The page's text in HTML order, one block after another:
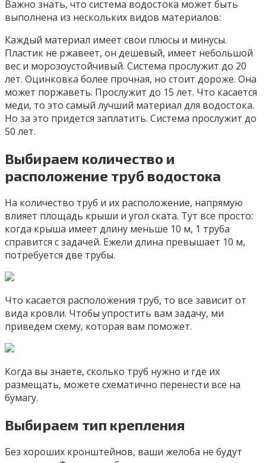
Важно знать, что система водостока может быть
выполнена из нескольких видов материалов:
Каждый материал имеет свои плюсы и минусы.
Пластик не ржавеет, он дешевый, имеет небольшой
вес и морозоустойчивый. Система прослужит до 20
лет. Оцинковка более прочная, но стоит дороже. Она
может поржаветь. Прослужит до 15 лет. Что касается
меди, то это самый лучший материал для водостока.
Но за это придется заплатить. Система прослужит до
50 лет.
Выбираем количество и
расположение труб водостока
На количество труб и их расположение, напрямую
влияет площадь крыши и угол ската. Тут все просто:
когда крыша имеет длину меньше 10 м, 1 труба
справится с задачей. Ежели длина превышает 10 м,
потребуется две трубы.
Что касается расположения труб, то все зависит от
вида кровли. Чтобы упростить вам задачу, ми
приведем схему, которая вам поможет.
Когда вы знаете, сколько труб нужно и где их
размещать, можете схематично перенести все на
бумагу.
Выбираем тип крепления
Без хороших кронштейнов, ваши желоба не будут